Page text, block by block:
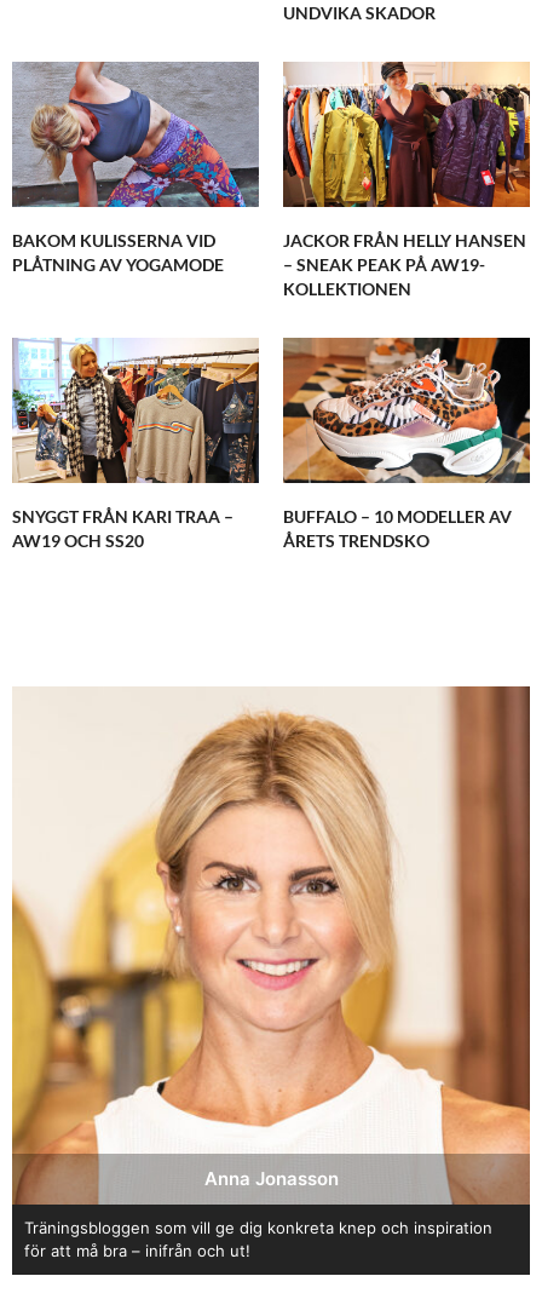
UNDVIKA SKADOR
BAKOM KULISSERNA VID
PLÅTNING AV YOGAMODE
JACKOR FRÅN HELLY HANSEN
– SNEAK PEAK PÅ AW19-
KOLLEKTIONEN
SNYGGT FRÅN KARI TRAA –
AW19 OCH SS20
BUFFALO – 10 MODELLER AV
ÅRETS TRENDSKO
Anna Jonasson
Träningsbloggen som vill ge dig konkreta knep och inspiration
för att må bra – inifrån och ut!